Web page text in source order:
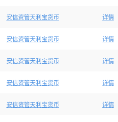
安信资管天利宝货币 详情
安信资管天利宝货币 详情
安信资管天利宝货币 详情
安信资管天利宝货币 详情
安信资管天利宝货币 详情